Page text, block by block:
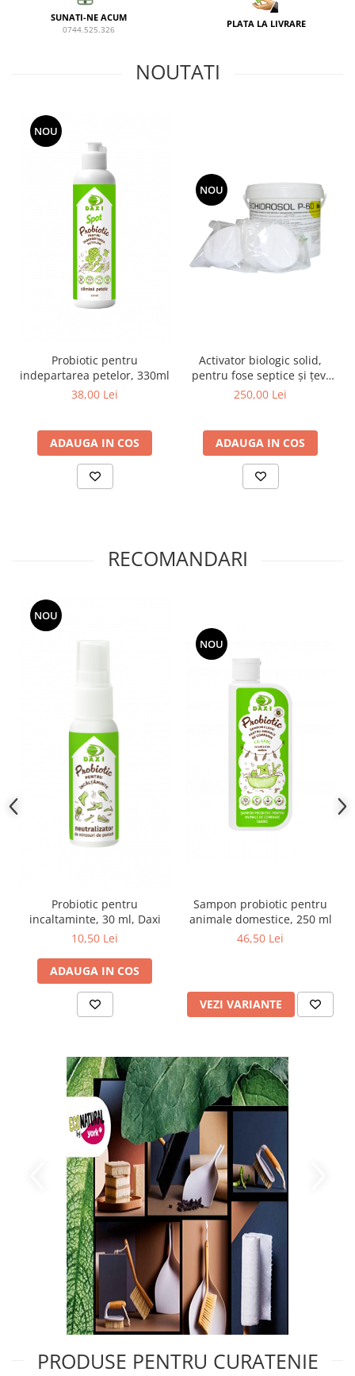
SUNATI-NE ACUM
0744.525.326
PLATA LA LIVRARE
NOUTATI
NOU
Probiotic pentru
indepartarea petelor, 330ml
38,00 Lei
ADAUGA IN COS
NOU
Activator biologic solid,
pentru fose septice și țevi
sanitare de baie sau
250,00 Lei
ADAUGA IN COS
RECOMANDARI
NOU
Probiotic pentru
incaltaminte, 30 ml, Daxi
10,50 Lei
ADAUGA IN COS
NOU
Sampon probiotic pentru
animale domestice, 250 ml
46,50 Lei
VEZI VARIANTE
PRODUSE PENTRU CURATENIE